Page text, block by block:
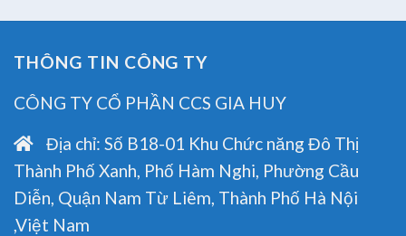
THÔNG TIN CÔNG TY
CÔNG TY CỔ PHẦN CCS GIA HUY
Địa chỉ: Số B18-01 Khu Chức năng Đô Thị
Thành Phố Xanh, Phố Hàm Nghi, Phường Cầu
Diễn, Quận Nam Từ Liêm, Thành Phố Hà Nội
,Việt Nam